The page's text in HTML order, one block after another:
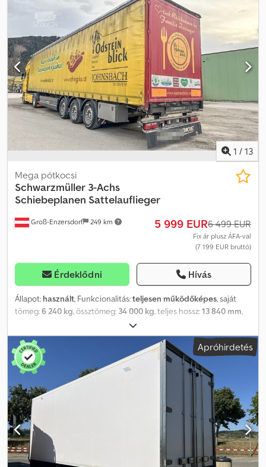
1 / 13
Groß-Enzersdorf 249 km
Mega pótkocsi
Schwarzmüller 3-Achs
Schiebeplanen Sattelauflieger
5 999 EUR6 499 EUR
Fix ár plusz ÁFA-val
(7 199 EUR bruttó)
Érdeklődni Hívás
Állapot: használt, Funkcionalitás:teljesen működőképes, saját
tömeg:6 240 kg , össztömeg: 34 000 kg , teljes hossz:13 840 mm
, Gyártási év:
tartozékok (rögzítőszíjak, élszélek védelme stb.) is tartoznak hozzá.
Dkedpfxjx I Rfto Aifor Felszereltség: emelhető tető, raklapok
tárolására szolgáló rekesz, rozsdamentes acélból készült, a jármű
alján elhelyezett tárolórekesz, 3 tengely, gumiabroncsok: 385/55
R22,5.
Apróhirdetés